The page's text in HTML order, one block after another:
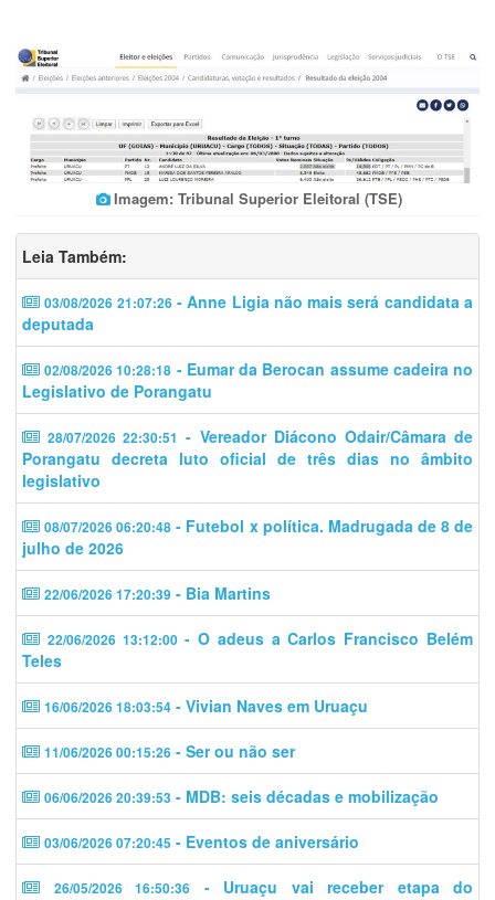
Imagem: Tribunal Superior Eleitoral (TSE)
Leia Também:
03/08/2026 21:07:26 - Anne Ligia não mais será candidata a
deputada
02/08/2026 10:28:18 - Eumar da Berocan assume cadeira no
Legislativo de Porangatu
28/07/2026 22:30:51 - Vereador Diácono Odair/Câmara de
Porangatu decreta luto oficial de três dias no âmbito
legislativo
08/07/2026 06:20:48 - Futebol x política. Madrugada de 8 de
julho de 2026
22/06/2026 17:20:39 - Bia Martins
22/06/2026 13:12:00- O adeus a Carlos Francisco Belém
Teles
16/06/2026 18:03:54 - Vivian Naves em Uruaçu
11/06/2026 00:15:26 - Ser ou não ser
06/06/2026 20:39:53 - MDB: seis décadas e mobilização
03/06/2026 07:20:45 - Eventos de aniversário
26/05/2026 16:50:36
- Uruaçu vai receber etapa do